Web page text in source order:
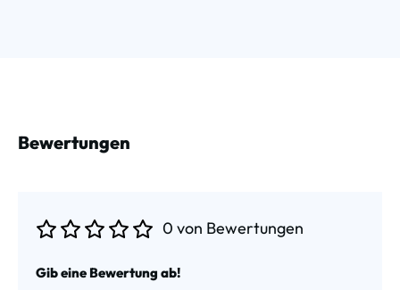
Bewertungen
0 von Bewertungen
Gib eine Bewertung ab!